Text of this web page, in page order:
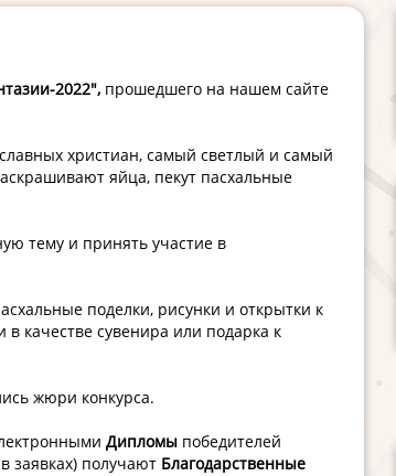
2022", прошедшего на нашем сайте
христиан, самый светлый и самый
яйца, пекут пасхальные
тему и принять участие в
поделки, рисунки и открытки к
качестве сувенира или подарка к
жюри конкурса.
Дипломы победителей
заявках) получают Благодарственные